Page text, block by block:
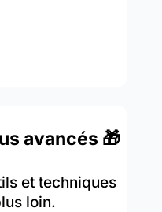
avancés 🎁
et techniques
loin.